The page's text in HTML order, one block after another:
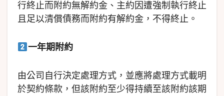
行終止而附約無解約金、主約因遭強制執行終止
且足以清償債務而附約有解約金，不得終止。
一年期附約
由公司自行決定處理方式，並應將處理方式載明
於契約條款，但該附約至少得持續至該附約該期